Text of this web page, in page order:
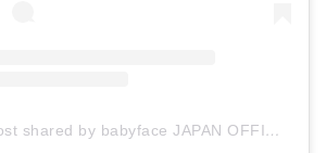
A post shared by babyface JAPAN OFFICIAL (@babyface_japan)